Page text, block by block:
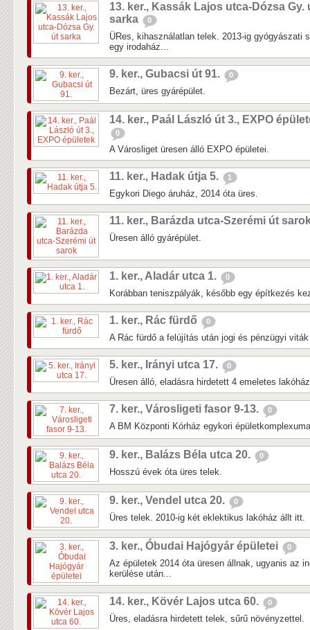
13. ker., Kassák Lajos utca-Dózsa Gy.
sarka
0
ÜRes, kihasználatlan telek. 2013-ig gyógyászati
egy irodaház...
9. ker., Gubacsi út 91. 0
Bezárt, üres gyárépület.
14. ker., Paál László út 3., EXPO
0
A Városliget üresen álló EXPO épületei.
11. ker., Hadak útja 5. 1
Egykori Diego áruház, 2014 óta üres.
11. ker., Barázda utca-Szerémi út
Üresen álló gyárépület.
1. ker., Aladár utca 1. 0
Korábban teniszpályák, később egy építkezés
1. ker., Rác fürdő 0
A Rác fürdő a felújítás után jogi és pénzügyi
5. ker., Irányi utca 17. 0
Üresen álló, eladásra hirdetett 4 emeletes
7. ker., Városligeti fasor 9-13. 0
A BM Központi Kórház egykori
9. ker., Balázs Béla utca 20. 0
Hosszú évek óta üres telek.
9. ker., Vendel utca 20. 0
Üres telek. 2010-ig két eklektikus lakóház állt itt.
3. ker., Óbudai Hajógyár épületei 0
Az épületek 2014 óta üresen állnak, ugyanis az
kerülése után...
14. ker., Kövér Lajos utca 60. 0
Üres, eladásra hirdetett telek, sűrű növényzettel.